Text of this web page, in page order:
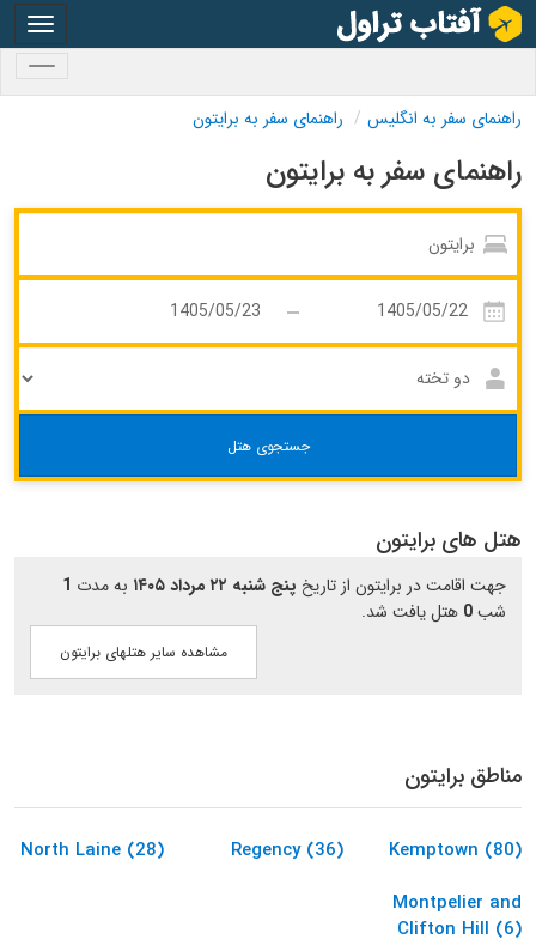
راهنمای سفر به انگلیس راهنمای سفر به برایتون
راهنمای سفر به برایتون
جستجوی هتل
هتل های برایتون
جهت اقامت در برایتون از تاریخ پنج شنبه ۲۲ مرداد ۱۴۰۵ به مدت 1
شب0 هتل یافت شد.
مشاهده سایر هتلهای برایتون
مناطق برایتون
Kemptown (80)
Regency (36)
North Laine (28)
Montpelier and
Clifton Hill (6)